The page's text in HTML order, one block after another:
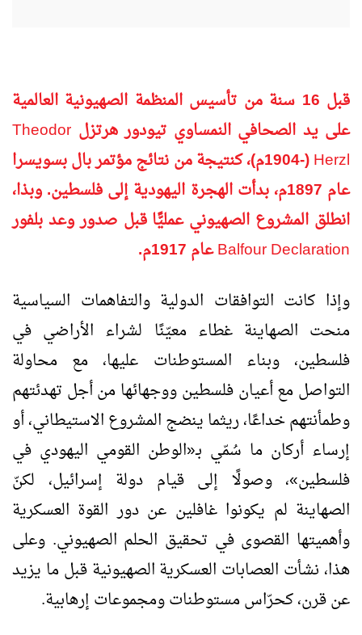
قبل 16 سنة من تأسيس المنظمة الصهيونية العالمية
على يد الصحافي النمساوي تيودور هرتزل Theodor
Herzl
(-1904م)، كنتيجة من نتائج مؤتمر بال بسويسرا
عام 1897م، بدأت الهجرة اليهودية إلى فلسطين. وبذا،
انطلق المشروع الصهيوني عمليًّا قبل صدور وعد بلفور
Balfour Declarationعام 1917م.
وإذا كانت التوافقات الدولية والتفاهمات السياسية
منحت الصهاينة غطاء معيّنًا لشراء الأراضي في
فلسطين، وبناء المستوطنات عليها، مع محاولة
التواصل مع أعيان فلسطين ووجهائها من أجل تهدئتهم
وطمأنتهم خداعًا، ريثما ينضج المشروع الاستيطاني، أو
إرساء أركان ما سُمّي بـ«الوطن القومي اليهودي في
فلسطين»، وصولًا إلى قيام دولة إسرائيل، لكنّ
الصهاينة لم يكونوا غافلين عن دور القوة العسكرية
وأهميتها القصوى في تحقيق الحلم الصهيوني. وعلى
هذا، نشأت العصابات العسكرية الصهيونية قبل ما يزيد
عن قرن، كحرّاس مستوطنات ومجموعات إرهابية.